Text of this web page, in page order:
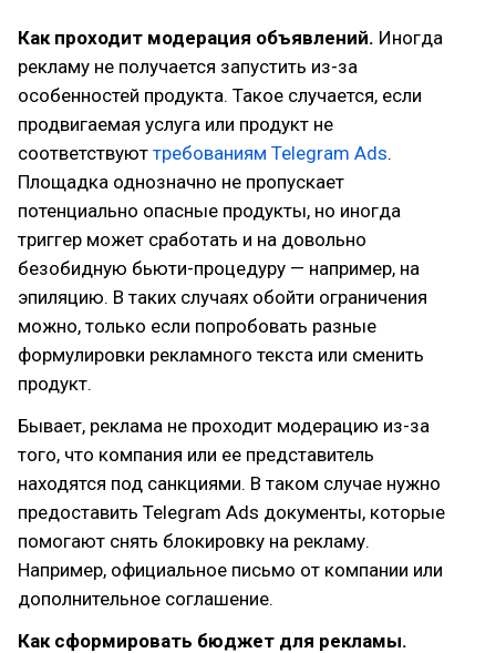
Как проходит модерация объявлений. Иногда
рекламу не получается запустить из-за
особенностей продукта. Такое случается, если
продвигаемая услуга или продукт не
соответствуют требованиям Telegram Ads.
Площадка однозначно не пропускает
потенциально опасные продукты, но иногда
триггер может сработать и на довольно
безобидную бьюти-процедуру — например, на
эпиляцию. В таких случаях обойти ограничения
можно, только если попробовать разные
формулировки рекламного текста или сменить
продукт.
Бывает, реклама не проходит модерацию из-за
того, что компания или ее представитель
находятся под санкциями. В таком случае нужно
предоставить Telegram Ads документы, которые
помогают снять блокировку на рекламу.
Например, официальное письмо от компании или
дополнительное соглашение.
Как сформировать бюджет для рекламы.